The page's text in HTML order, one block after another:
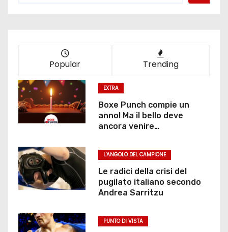
Popular Trending
EXTRA
Boxe Punch compie un
anno! Ma il bello deve
ancora venire…
L'ANGOLO DEL CAMPIONE
Le radici della crisi del
pugilato italiano secondo
Andrea Sarritzu
PUNTO DI VISTA